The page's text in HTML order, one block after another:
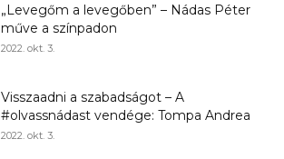
„Levegőm a levegőben” – Nádas Péter
műve a színpadon
2022. okt. 3.
Visszaadni a szabadságot – A
#olvassnádast vendége: Tompa Andrea
2022. okt. 3.